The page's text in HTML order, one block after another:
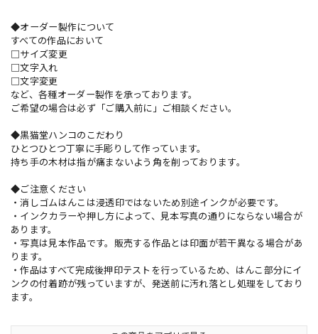
◆オーダー製作について
すべての作品において
□サイズ変更
□文字入れ
□文字変更
など、各種オーダー製作を承っております。
ご希望の場合は必ず「ご購入前に」ご相談ください。
◆黒猫堂ハンコのこだわり
ひとつひとつ丁寧に手彫りして作っています。
持ち手の木材は指が痛まないよう角を削っております。
◆ご注意ください
・消しゴムはんこは浸透印ではないため別途インクが必要です。
・インクカラーや押し方によって、見本写真の通りにならない場合が
あります。
・写真は見本作品です。販売する作品とは印面が若干異なる場合があ
ります。
・作品はすべて完成後押印テストを行っているため、はんこ部分にイ
ンクの付着跡が残っていますが、発送前に汚れ落とし処理をしており
ます。